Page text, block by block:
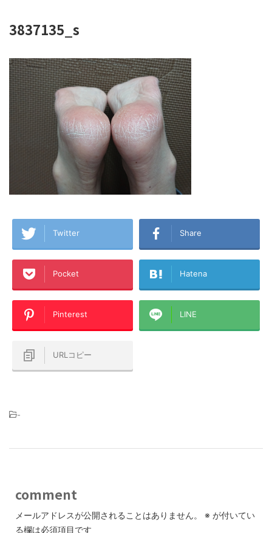
3837135_s
Twitter Share
Pocket Hatena
Pinterest LINE
URLコピー
-
comment
メールアドレスが公開されることはありません。 ※ が付いてい
る欄は必須項目です